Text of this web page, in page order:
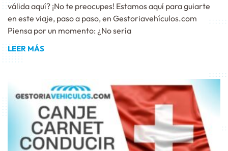
válida aquí? ¡No te preocupes! Estamos aquí para guiarte
en este viaje, paso a paso, en Gestoriavehículos.com
Piensa por un momento: ¿No sería
LEER MÁS